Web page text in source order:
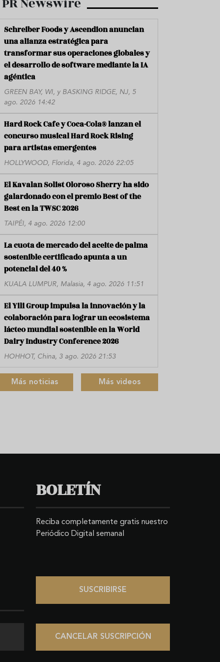
Schreiber Foods y Ascendion anuncian
una alianza estratégica para
transformar sus operaciones globales y
el desarrollo de software mediante la IA
agéntica
GREEN BAY, WI, y BASKING RIDGE, NJ, 5
ago. 2026 14:42
Hard Rock Cafe y Coca-Cola® lanzan el
concurso musical Hard Rock Rising
para artistas emergentes
HOLLYWOOD, Florida, 4 ago. 2026 22:05
El Kavalan Solist Oloroso Sherry ha sido
galardonado con el premio Best of the
Best en la TWSC 2026
TAIPÉI, 4 ago. 2026 12:00
La cuota de mercado del aceite de palma
sostenible certificado apunta a un
potencial del 40 %
KUALA LUMPUR, Malasia, 4 ago. 2026 11:51
El Yili Group impulsa la innovación y la
colaboración para lograr un ecosistema
lácteo mundial sostenible en la World
Dairy Industry Conference 2026
HOHHOT, China, 3 ago. 2026 21:53
Más noticias Más videos
BOLETÍN
Reciba completamente gratis nuestro
Periódico Digital semanal
SUSCRIBIRSE
CANCELAR SUSCRIPCIÓN